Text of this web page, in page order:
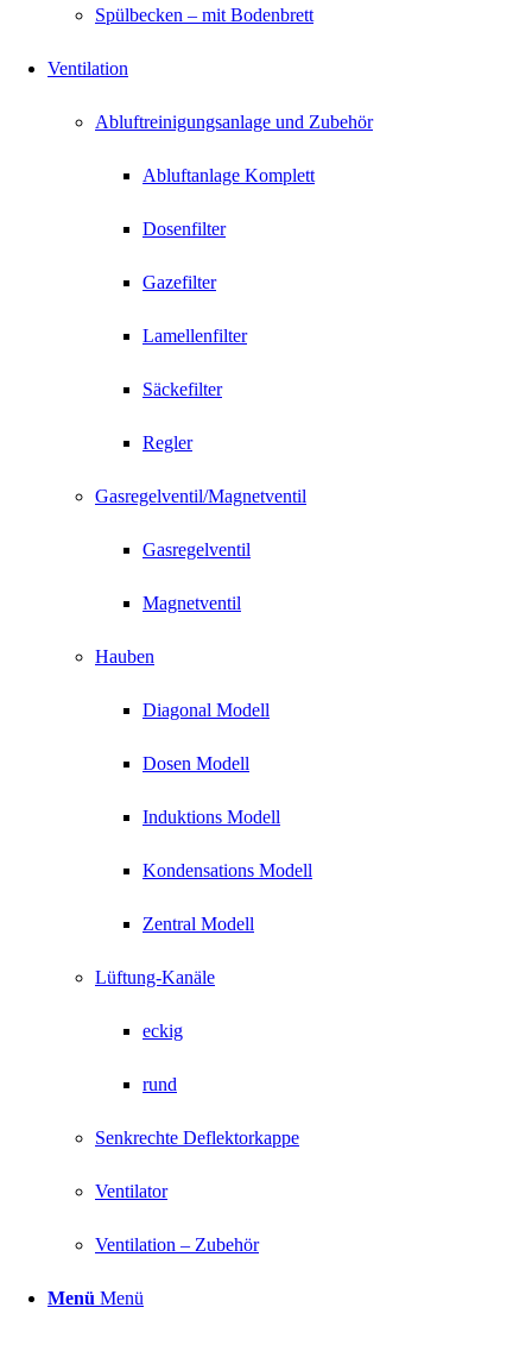
Spülbecken – mit Bodenbrett
Ventilation
Abluftreinigungsanlage und Zubehör
Abluftanlage Komplett
Dosenfilter
Gazefilter
Lamellenfilter
Säckefilter
Regler
Gasregelventil/Magnetventil
Gasregelventil
Magnetventil
Hauben
Diagonal Modell
Dosen Modell
Induktions Modell
Kondensations Modell
Zentral Modell
Lüftung-Kanäle
eckig
rund
Senkrechte Deflektorkappe
Ventilator
Ventilation – Zubehör
Menü Menü